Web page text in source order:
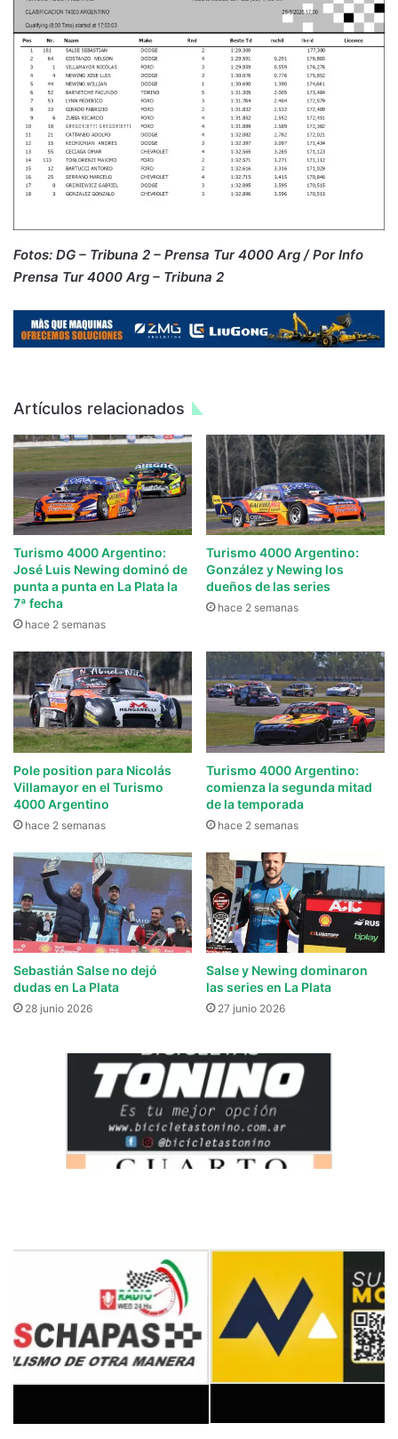
Fotos: DG – Tribuna 2 – Prensa Tur 4000 Arg / Por Info
Prensa Tur 4000 Arg – Tribuna 2
Artículos relacionados
Turismo 4000 Argentino:
José Luis Newing dominó de
punta a punta en La Plata la
7ª fecha
hace 2 semanas
Turismo 4000 Argentino:
González y Newing los
dueños de las series
hace 2 semanas
Pole position para Nicolás
Villamayor en el Turismo
4000 Argentino
hace 2 semanas
Turismo 4000 Argentino:
comienza la segunda mitad
de la temporada
hace 2 semanas
Sebastián Salse no dejó
dudas en La Plata
28 junio 2026
Salse y Newing dominaron
las series en La Plata
27 junio 2026